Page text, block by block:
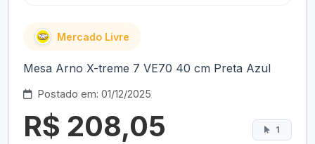
Mercado Livre
Mesa Arno X-treme 7 VE70 40 cm Preta Azul
Postado em: 01/12/2025
R$ 208,05 1